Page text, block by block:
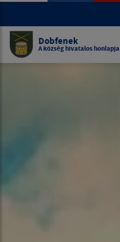
Dobfenek
A község hivatalos honlapja